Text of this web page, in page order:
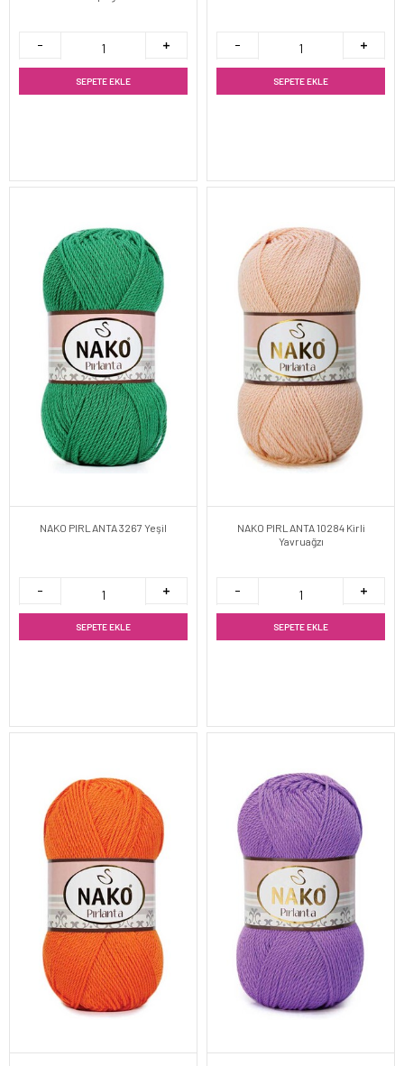
SEPETE EKLE SEPETE EKLE
NAKO PIRLANTA 3267 Yeşil
SEPETE EKLE
NAKO PIRLANTA 10284 Kirli
Yavruağzı
SEPETE EKLE